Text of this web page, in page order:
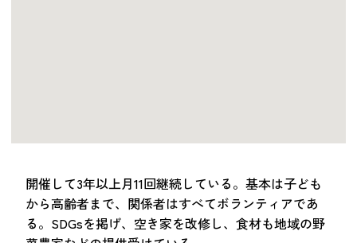
新着情報 音声読み上げ
会員登録
お問い合わせ
開催して3年以上月11回継続している。基本は子ども
から高齢者まで、関係者はすべてボランティアであ
る。SDGsを掲げ、空き家を改修し、食材も地域の野